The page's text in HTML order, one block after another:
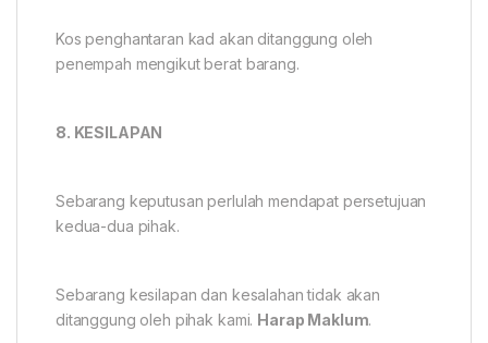
Kos penghantaran kad akan ditanggung oleh
penempah mengikut berat barang.
8. KESILAPAN
Sebarang keputusan perlulah mendapat persetujuan
kedua-dua pihak.
Sebarang kesilapan dan kesalahan tidak akan
ditanggung oleh pihak kami. Harap Maklum.